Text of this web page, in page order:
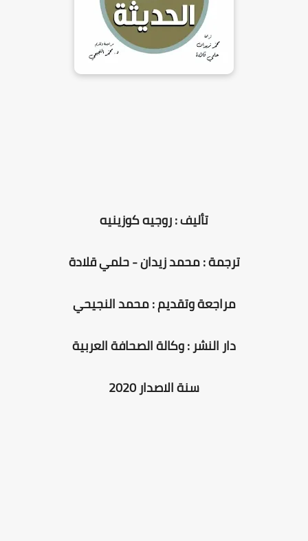
تأليف : روجيه كوزينيه
ترجمة : محمد زيدان - حلمي قلادة
مراجعة وتقديم : محمد النجيحي
دار النشر : وكالة الصحافة العربية
سنة الاصدار 2020